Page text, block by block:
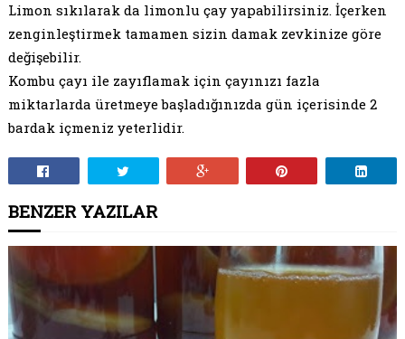
Limon sıkılarak da limonlu çay yapabilirsiniz. İçerken
zenginleştirmek tamamen sizin damak zevkinize göre
değişebilir.
Kombu çayı ile zayıflamak için çayınızı fazla
miktarlarda üretmeye başladığınızda gün içerisinde 2
bardak içmeniz yeterlidir.
BENZER YAZILAR